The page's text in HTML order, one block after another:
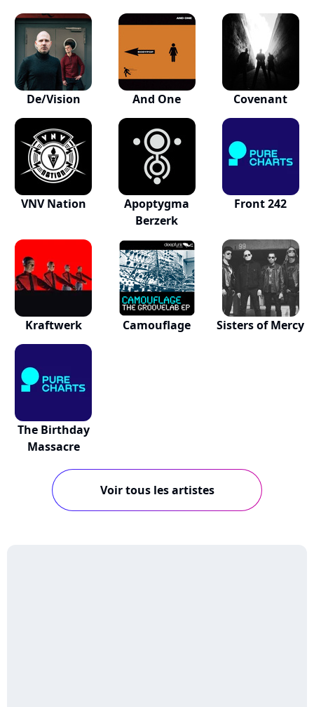
De/Vision And One Covenant
VNV Nation
Apoptygma
Berzerk
Front 242
Kraftwerk Camouflage Sisters of Mercy
The Birthday
Massacre
Voir tous les artistes